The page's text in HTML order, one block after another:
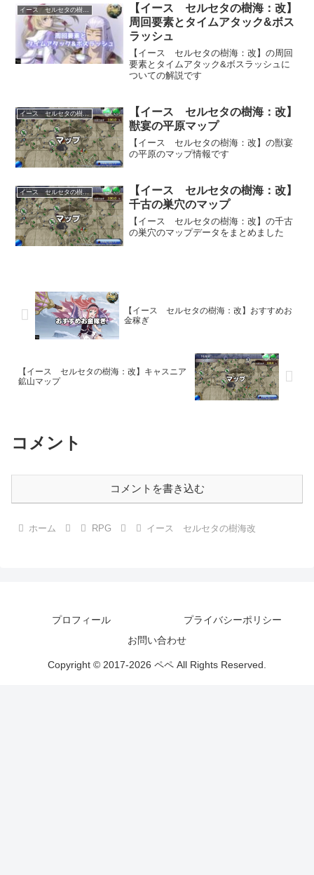
【イース セルセタの樹海：改】
周回要素とタイムアタック&ボス
ラッシュ
【イース セルセタの樹海：改】の周回
要素とタイムアタック&ボスラッシュに
ついての解説です
イース セルセタの樹海改
【イース セルセタの樹海：改】
獣宴の平原マップ
【イース セルセタの樹海：改】の獣宴
の平原のマップ情報です
イース セルセタの樹海改
【イース セルセタの樹海：改】
千古の巣穴のマップ
【イース セルセタの樹海：改】の千古
の巣穴のマップデータをまとめました
【イース セルセタの樹海：改】おすすめお
金稼ぎ
【イース セルセタの樹海：改】キャスニア
鉱山マップ
コメント
コメントを書き込む
ホーム RPG イース セルセタの樹海改
プロフィール
プライバシーポリシー
お問い合わせ
Copyright © 2017-2026 ペペ All Rights Reserved.